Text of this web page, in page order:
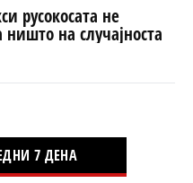
русокосата не
на случајноста
7 ДЕНА